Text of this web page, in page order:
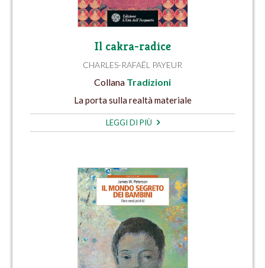
Il cakra-radice
CHARLES-RAFAËL PAYEUR
Collana Tradizioni
La porta sulla realtà materiale
LEGGI DI PIÙ